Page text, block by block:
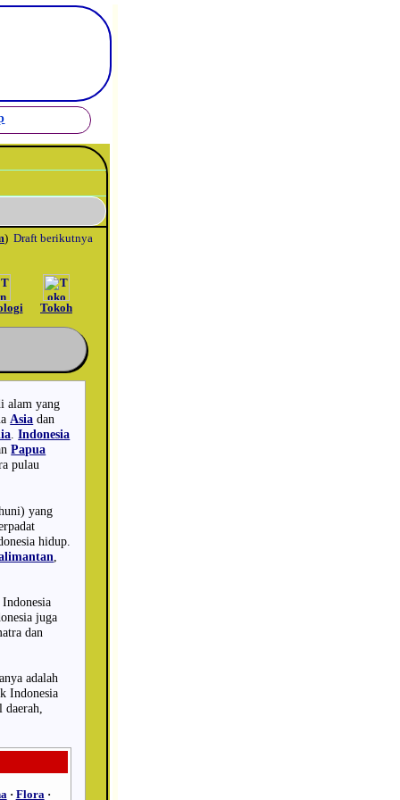
) Draft berikutnya
Tokoh
alam yang
Asia dan
.Indonesia
Papua
pulau
yang
hidup.
juga
dan
adalah
Indonesia
daerah,
· Flora ·